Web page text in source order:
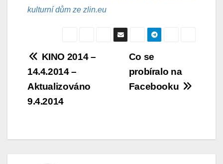
kulturní dům ze zlin.eu
Navigace
pro
příspěvek
Co se
probíralo na
Facebooku
KINO 2014 –
14.4.2014 –
Aktualizováno
9.4.2014